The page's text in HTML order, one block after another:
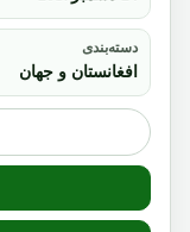
دسته‌بندی
افغانستان و جهان